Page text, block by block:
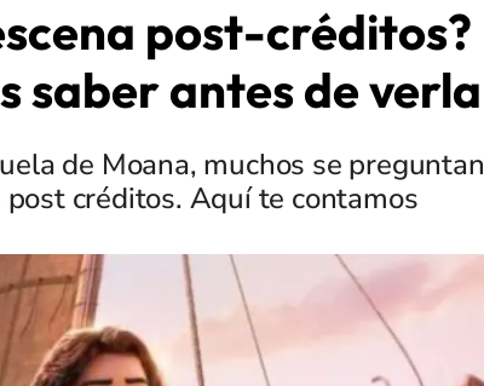
post-créditos?
saber antes de verla
de Moana, muchos se preguntan
créditos. Aquí te contamos